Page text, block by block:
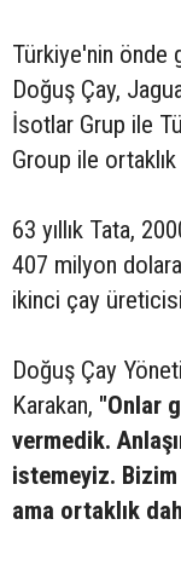
Türkiye'nin önde
Doğuş Çay,
İsotlar Grup ile
Group ile
63 yıllık Tata,
407 milyon
ikinci çay
Doğuş Çay
Karakan, "Onlar
vermedik.
istemeyiz. Bizim
ama ortaklık